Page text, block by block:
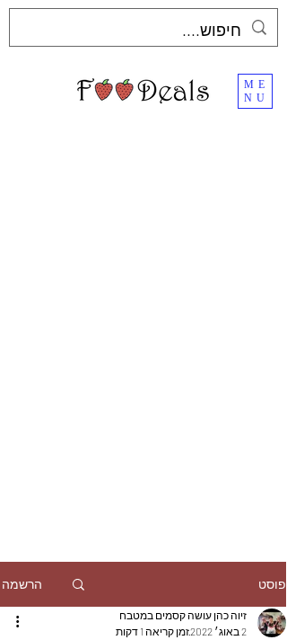
ME
NU
פוסט הרשמה
זיוה כהן עושה קסמים במטבח
2 באוג׳ 2022
זמן קריאה 1 דקות